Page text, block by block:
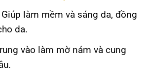
Giúp làm mềm và sáng da, đồng
da.
vào làm mờ nám và cung